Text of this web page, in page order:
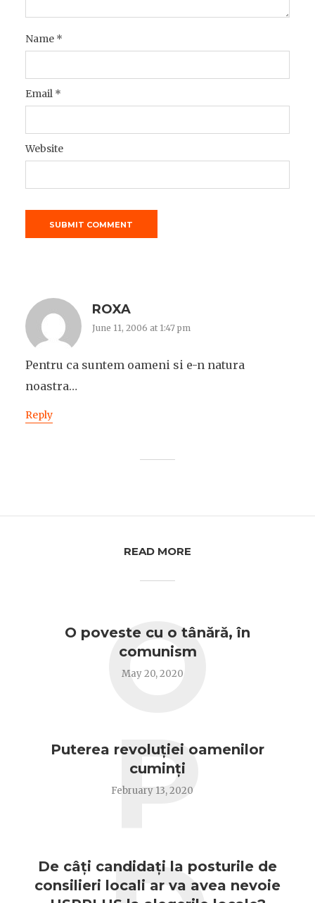
Name *
Email *
Website
ROXA
June 11, 2006 at 1:47 pm
Pentru ca suntem oameni si e-n natura
noastra…
Reply
READ MORE
O poveste cu o tânără, în
comunism
May 20, 2020
O
Puterea revoluției oamenilor
cuminți
February 13, 2020
P
De câți candidați la posturile de
consilieri locali ar va avea nevoie